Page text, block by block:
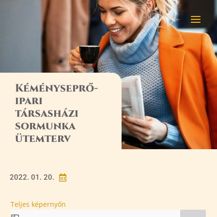
Kéményseprő-
ipari
társasházi
sormunka
ütemterv

2022. 01. 20.
Teljes képernyőn
Skip